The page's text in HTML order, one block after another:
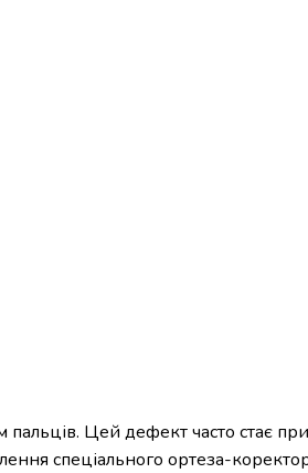
Цей дефект часто стає
спеціального ортеза-